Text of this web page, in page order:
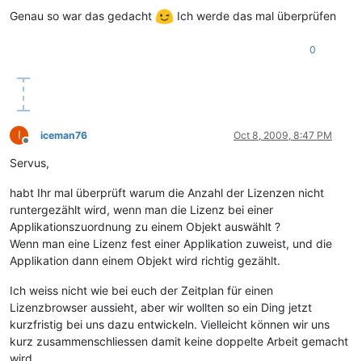
Genau so war das gedacht Ich werde das mal überprüfen
0
I
Offline
iceman76 Oct 8, 2009, 8:47 PM
Servus,
habt Ihr mal überprüft warum die Anzahl der Lizenzen nicht
runtergezählt wird, wenn man die Lizenz bei einer
Applikationszuordnung zu einem Objekt auswählt ?
Wenn man eine Lizenz fest einer Applikation zuweist, und die
Applikation dann einem Objekt wird richtig gezählt.
Ich weiss nicht wie bei euch der Zeitplan für einen
Lizenzbrowser aussieht, aber wir wollten so ein Ding jetzt
kurzfristig bei uns dazu entwickeln. Vielleicht können wir uns
kurz zusammenschliessen damit keine doppelte Arbeit gemacht